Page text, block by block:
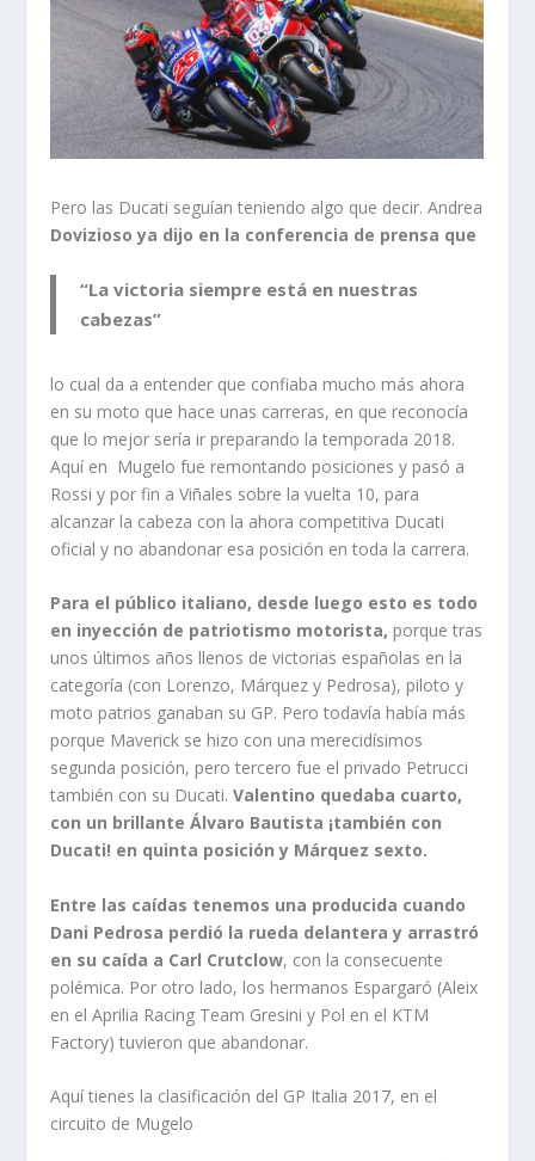
Pero las Ducati seguían teniendo algo que decir. Andrea
Dovizioso ya dijo en la conferencia de prensa que
“La victoria siempre está en nuestras
cabezas”
lo cual da a entender que confiaba mucho más ahora
en su moto que hace unas carreras, en que reconocía
que lo mejor sería ir preparando la temporada 2018.
Aquí en Mugelo fue remontando posiciones y pasó a
Rossi y por fin a Viñales sobre la vuelta 10, para
alcanzar la cabeza con la ahora competitiva Ducati
oficial y no abandonar esa posición en toda la carrera.
Para el público italiano, desde luego esto es todo
en inyección de patriotismo motorista, porque tras
unos últimos años llenos de victorias españolas en la
categoría (con Lorenzo, Márquez y Pedrosa), piloto y
moto patrios ganaban su GP. Pero todavía había más
porque Maverick se hizo con una merecidísimos
segunda posición, pero tercero fue el privado Petrucci
también con su Ducati.Valentino quedaba cuarto,
con un brillante Álvaro Bautista ¡también con
Ducati! en quinta posición y Márquez sexto.
Entre las caídas tenemos una producida cuando
Dani Pedrosa perdió la rueda delantera y arrastró
en su caída a Carl Crutclow, con la consecuente
polémica. Por otro lado, los hermanos Espargaró (Aleix
en el Aprilia Racing Team Gresini y Pol en el KTM
Factory) tuvieron que abandonar.
Aquí tienes la clasificación del GP Italia 2017, en el
circuito de Mugelo